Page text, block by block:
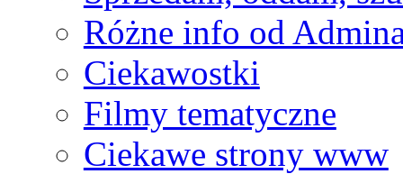
Różne info od
Ciekawostki
Filmy tematyczne
Ciekawe strony www